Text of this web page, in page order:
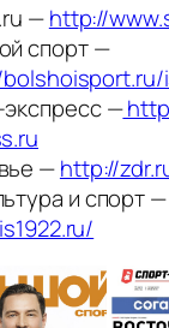
—http://
спорт —
—
—http://
и спорт —